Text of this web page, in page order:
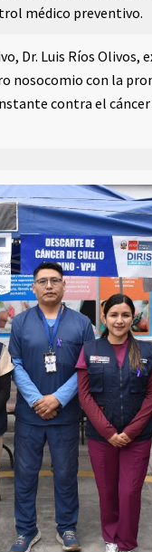
médico preventivo.
Dr. Luis Ríos Olivos,
nosocomio con la
contra el